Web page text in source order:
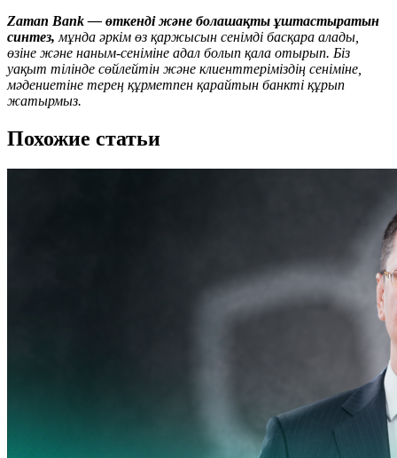
Zaman Bank — өткендіжәне болашақты ұштастыратын
синтез, мұнда әркім өз қаржысын сенімді басқара алады,
өзіне және наным-сеніміне адал болып қала отырып. Біз
уақыт тілінде сөйлейтін және клиенттеріміздің сеніміне,
мәдениетіне терең құрметпен қарайтын банкті құрып
жатырмыз.
Похожие статьи